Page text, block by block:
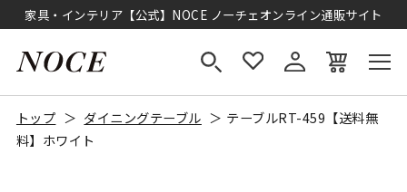
家具・インテリア【公式】NOCE ノーチェオンライン通販サイト
トップ ダイニングテーブル
テーブルRT-459【送料無
料】ホワイト